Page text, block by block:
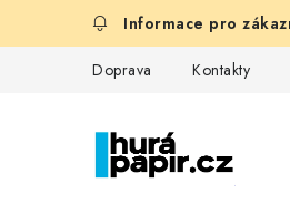
Doprava Kontakty